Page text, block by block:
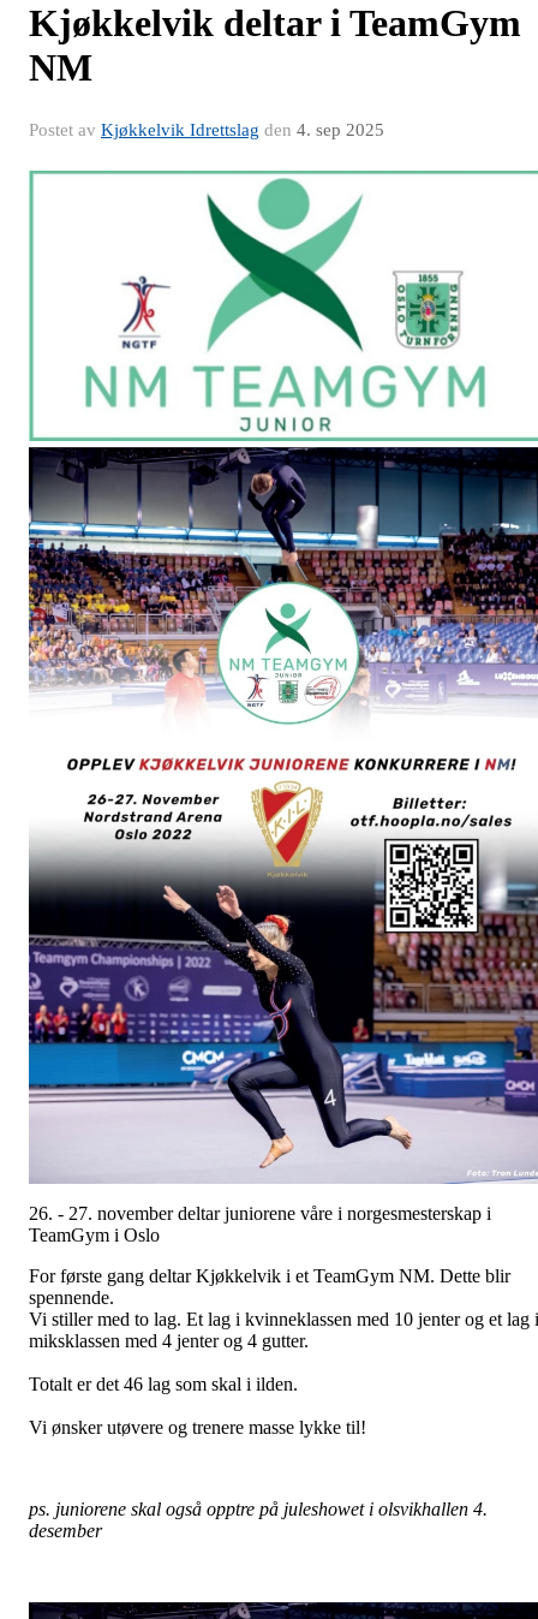
Kjøkkelvik deltar i TeamGym
NM
Postet av Kjøkkelvik Idrettslag den 4. sep 2025
26. - 27. november deltar juniorene våre i norgesmesterskap i
TeamGym i Oslo
For første gang deltar Kjøkkelvik i et TeamGym NM. Dette blir
spennende.
Vi stiller med to lag. Et lag i kvinneklassen med 10 jenter og et lag i
miksklassen med 4 jenter og 4 gutter.
Totalt er det 46 lag som skal i ilden.
Vi ønsker utøvere og trenere masse lykke til!
ps. juniorene skal også opptre på juleshowet i olsvikhallen 4.
desember